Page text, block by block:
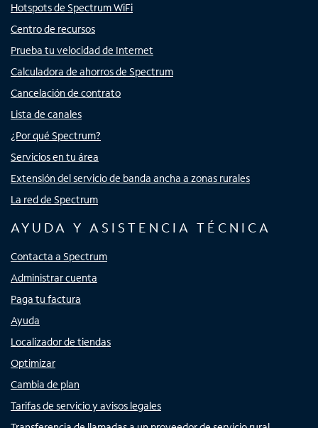
Hotspots de Spectrum WiFi
Centro de recursos
Prueba tu velocidad de Internet
Calculadora de ahorros de Spectrum
Cancelación de contrato
Lista de canales
¿Por qué Spectrum?
Servicios en tu área
Extensión del servicio de banda ancha a zonas rurales
La red de Spectrum
AYUDA Y ASISTENCIA TÉCNICA
Contacta a Spectrum
Administrar cuenta
Paga tu factura
Ayuda
Localizador de tiendas
Optimizar
Cambia de plan
Tarifas de servicio y avisos legales